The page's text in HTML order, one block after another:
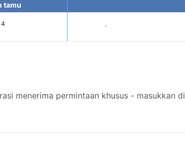
tamu
4 Tampilkan harga
menerima permintaan khusus - masukkan di